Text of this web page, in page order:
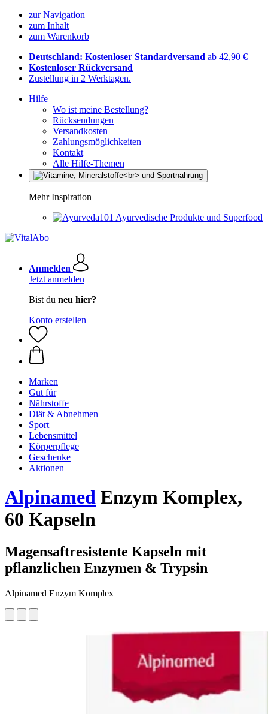
zur Navigation
zum Inhalt
zum Warenkorb
Deutschland: Kostenloser Standardversand ab 42,90 €
Kostenloser Rückversand
Zustellung in 2 Werktagen.
Hilfe
Wo ist meine Bestellung?
Rücksendungen
Versandkosten
Zahlungsmöglichkeiten
Kontakt
Alle Hilfe-Themen
Mehr Inspiration
Ayurvedische Produkte und Superfood
Anmelden
Jetzt anmelden
Bist du neu hier?
Konto erstellen
Marken
Gut für
Nährstoffe
Diät & Abnehmen
Sport
Lebensmittel
Körperpflege
Geschenke
Aktionen
Alpinamed Enzym Komplex,
60 Kapseln
Magensaftresistente Kapseln mit
pflanzlichen Enzymen & Trypsin
Alpinamed Enzym Komplex